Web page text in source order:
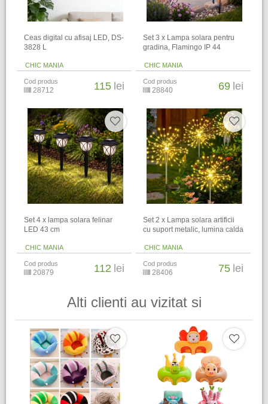
Ceas digital cu afisaj LED, DS-
3828 L
CHIC MANIA
Cod produs
28712 115 lei
Set 3 x Lampa solara pentru
gradina, Flamingo IP 44
CHIC MANIA
Cod produs
28840 69 lei
Set 4 x lampa solara felinar
LED 43 cm
CHIC MANIA
Cod produs
20879 112 lei
Set 2 x Lampa solara artificii
cu suport metalic, lumina calda
CHIC MANIA
Cod produs
28406 75 lei
Alti clienti au vizitat si